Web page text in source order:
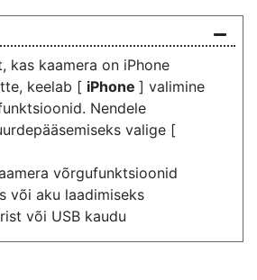
kas kaamera on iPhone
keelab [ iPhone ] valimine
Nendele
valige [
võrgufunktsioonid
või aku laadimiseks
või USB kaudu